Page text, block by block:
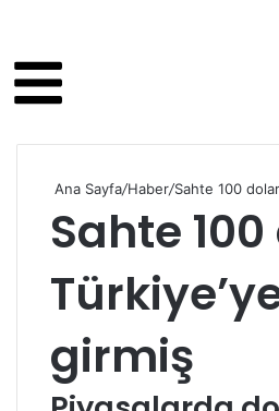
Ana Sayfa/Haber/Sahte 100
Sahte
girmiş